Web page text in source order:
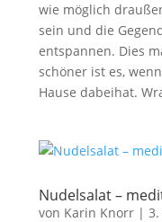
wie möglich
sein und die
entspannen. Dies
schöner ist es,
Hause dabeihat.
Nudelsalat –
von Karin Knorr|